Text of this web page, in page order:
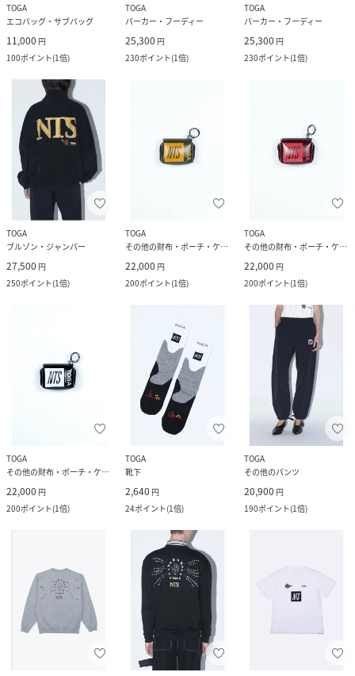
TOGA
エコバッグ・サブバッグ
11,000 円
100ポイント(1倍)
TOGA
パーカー・フーディー
25,300 円
230ポイント(1倍)
TOGA
パーカー・フーディー
25,300 円
230ポイント(1倍)
TOGA
ブルゾン・ジャンパー
27,500 円
250ポイント(1倍)
TOGA
その他の財布・ポーチ・ケース
22,000 円
200ポイント(1倍)
TOGA
その他の財布・ポーチ・ケース
22,000 円
200ポイント(1倍)
TOGA
その他の財布・ポーチ・ケース
22,000 円
200ポイント(1倍)
TOGA
靴下
2,640 円
24ポイント(1倍)
TOGA
その他のパンツ
20,900 円
190ポイント(1倍)